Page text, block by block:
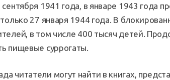
1941 года, в январе 1943 года
27 января 1944 года. В
в том числе 400 тысяч детей.
пищевые суррогаты.
читатели могут найти в книгах,